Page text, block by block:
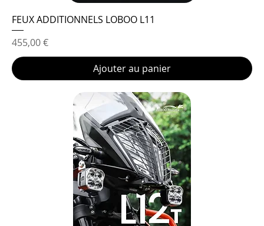
FEUX ADDITIONNELS LOBOO L11
Prix
455,00 €
Ajouter au panier